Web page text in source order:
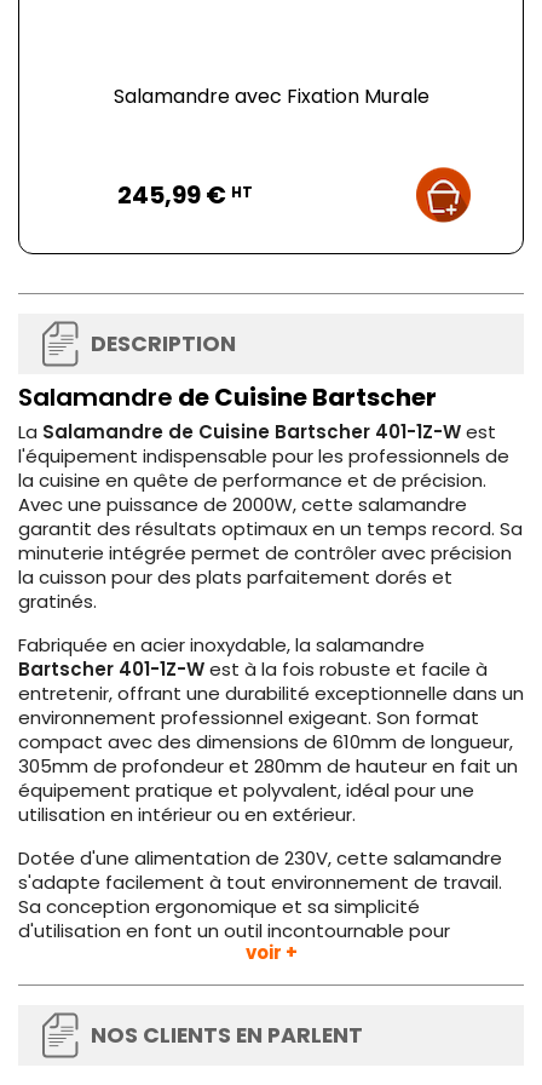
Salamandre avec Fixation Murale
245,99 € HT
DESCRIPTION
Salamandre de Cuisine Bartscher
La Salamandre de Cuisine Bartscher 401-1Z-West
l'équipement indispensable pour les professionnels de
la cuisine en quête de performance et de précision.
Avec une puissance de 2000W, cette salamandre
garantit des résultats optimaux en un temps record. Sa
minuterie intégrée permet de contrôler avec précision
la cuisson pour des plats parfaitement dorés et
gratinés.
Fabriquée en acier inoxydable, la salamandre
Bartscher 401-1Z-West à la fois robuste et facile à
entretenir, offrant une durabilité exceptionnelle dans un
environnement professionnel exigeant. Son format
compact avec des dimensions de 610mm de longueur,
305mm de profondeur et 280mm de hauteur en fait un
équipement pratique et polyvalent, idéal pour une
utilisation en intérieur ou en extérieur.
Dotée d'une alimentation de 230V, cette salamandre
s'adapte facilement à tout environnement de travail.
Sa conception ergonomique et sa simplicité
d'utilisation en font un outil incontournable pour
gratiner, dorer, ou gratiner les plats avec une efficacité
remarquable. Grâce à sa robustesse et sa fiabilité, la
pour optimiser les performances en cuisine
professionnelle.
voir +
NOS CLIENTS EN PARLENT